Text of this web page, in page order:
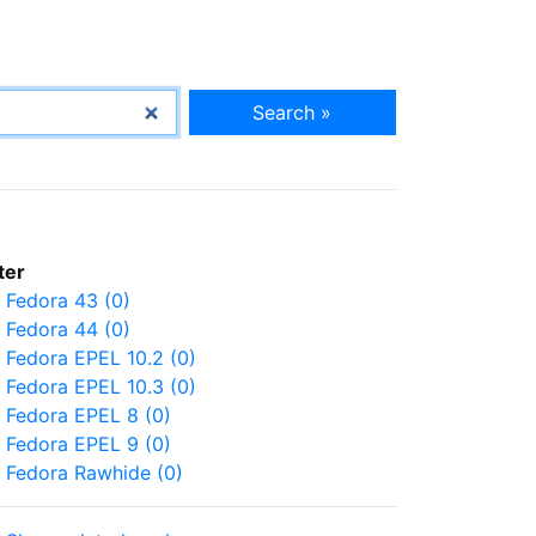
Search »
Fedora 43 (0)
Fedora 44 (0)
Fedora EPEL 10.2 (0)
Fedora EPEL 10.3 (0)
Fedora EPEL 8 (0)
Fedora EPEL 9 (0)
Fedora Rawhide (0)